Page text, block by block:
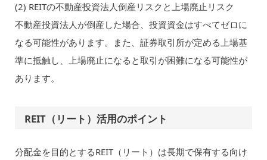
(2) REITの不動産投資法人倒産リスクと上場廃止リスク
不動産投資法人が倒産した場合、投資資金はすべてゼロに
なる可能性があります。また、証券取引所が定める上場基
準に抵触し、上場廃止になると取引が困難になる可能性が
あります。
REIT（リート）活用のポイント
分配金を目的とするREIT（リート）は長期で保有する向け